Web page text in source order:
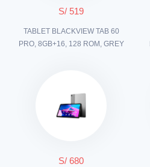
S/ 519
TABLET BLACKVIEW TAB 60
PRO, 8GB+16, 128 ROM, GREY
S/ 680